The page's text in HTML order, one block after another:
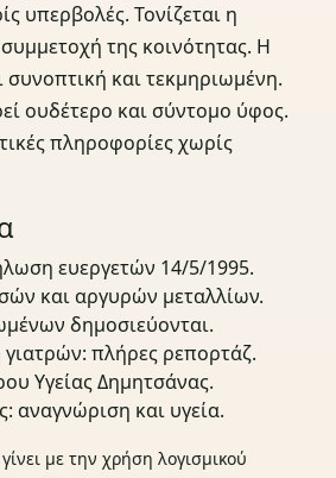
υπερβολές. Τονίζεται η
της κοινότητας. Η
συνοπτική και τεκμηριωμένη.
ουδέτερο και σύντομο ύφος.
πληροφορίες χωρίς
ευεργετών 14/5/1995.
και αργυρών μεταλλίων.
δημοσιεύονται.
πλήρες ρεπορτάζ.
Υγείας Δημητσάνας.
αναγνώριση και υγεία.
με την χρήση λογισμικού